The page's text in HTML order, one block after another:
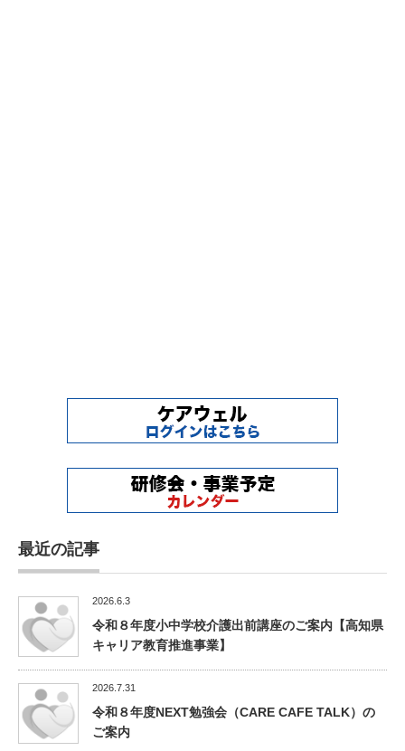
最近の記事
2026.6.3
令和８年度小中学校介護出前講座のご案内【高知県
キャリア教育推進事業】
2026.7.31
令和８年度NEXT勉強会（CARE CAFE TALK）の
ご案内